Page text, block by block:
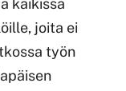
kaikissa
joita ei
työn